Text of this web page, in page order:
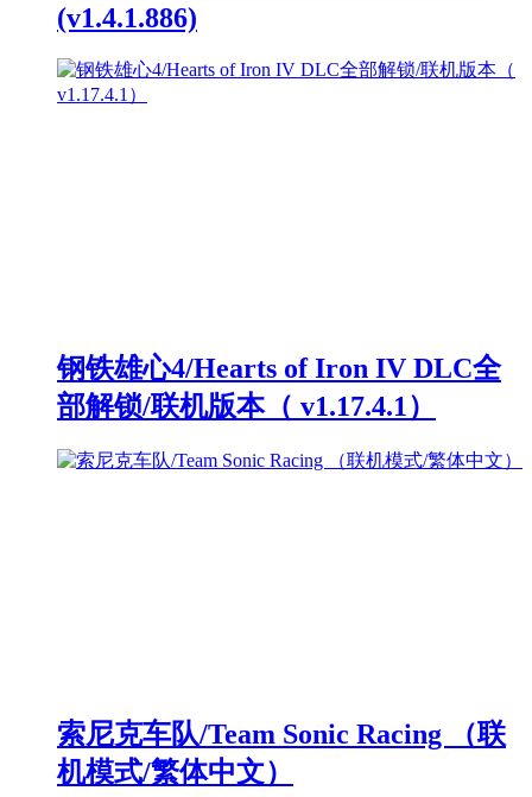
(v1.4.1.886)
钢铁雄心4/Hearts of Iron IV DLC全
部解锁/联机版本（ v1.17.4.1）
索尼克车队/Team Sonic Racing （联
机模式/繁体中文）